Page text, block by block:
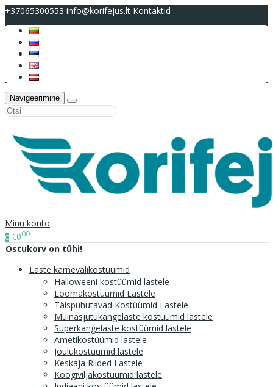
+37065300553 info@korifejus.lt Kontaktid
Navigeerimine
Minu konto
0 €000
Ostukorv on tühi!
Laste karnevalikostüümid
Halloweeni kostüümid lastele
Loomakostüümid Lastele
Täispuhutavad Kostüümid Lastele
Muinasjutukangelaste kostüümid lastele
Superkangelaste kostüümid lastele
Ametikostüümid lastele
Jõulukostüümid lastele
Keskaja Riided Lastele
Köögiviljakostüümid lastele